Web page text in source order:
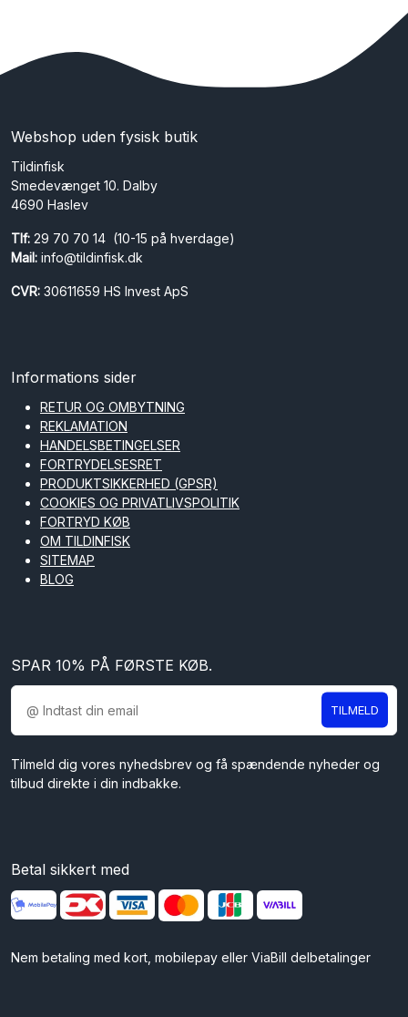
Webshop uden fysisk butik
Tildinfisk
Smedevænget 10. Dalby
4690 Haslev
Tlf: 29 70 70 14 (10-15 på hverdage)
Mail: info@tildinfisk.dk
CVR: 30611659 HS Invest ApS
Informations sider
RETUR OG OMBYTNING
REKLAMATION
HANDELSBETINGELSER
FORTRYDELSESRET
PRODUKTSIKKERHED (GPSR)
COOKIES OG PRIVATLIVSPOLITIK
FORTRYD KØB
OM TILDINFISK
SITEMAP
BLOG
SPAR 10% PÅ FØRSTE KØB.
TILMELD
Tilmeld dig vores nyhedsbrev og få spændende nyheder og
tilbud direkte i din indbakke.
Betal sikkert med
Nem betaling med kort, mobilepay eller ViaBill delbetalinger
Få 10% rabat på din
nyhedsbrev herunder 👇